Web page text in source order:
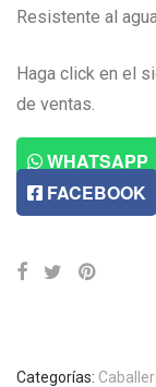
Resistente al
Haga click en el
de ventas.
WHATSAPP
FACEBOOK
Categorías: